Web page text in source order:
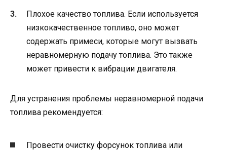
Плохое качество топлива. Если используется
низкокачественное топливо, оно может
содержать примеси, которые могут вызвать
неравномерную подачу топлива. Это также
может привести к вибрации двигателя.
Для устранения проблемы неравномерной подачи
топлива рекомендуется:
Провести очистку форсунок топлива или